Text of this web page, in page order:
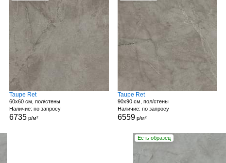
Taupe Ret
60x60 см, пол/стены
Наличие: по запросу
6735р/м²
Taupe Ret
90x90 см, пол/стены
Наличие: по запросу
6559 р/м²
Есть образец